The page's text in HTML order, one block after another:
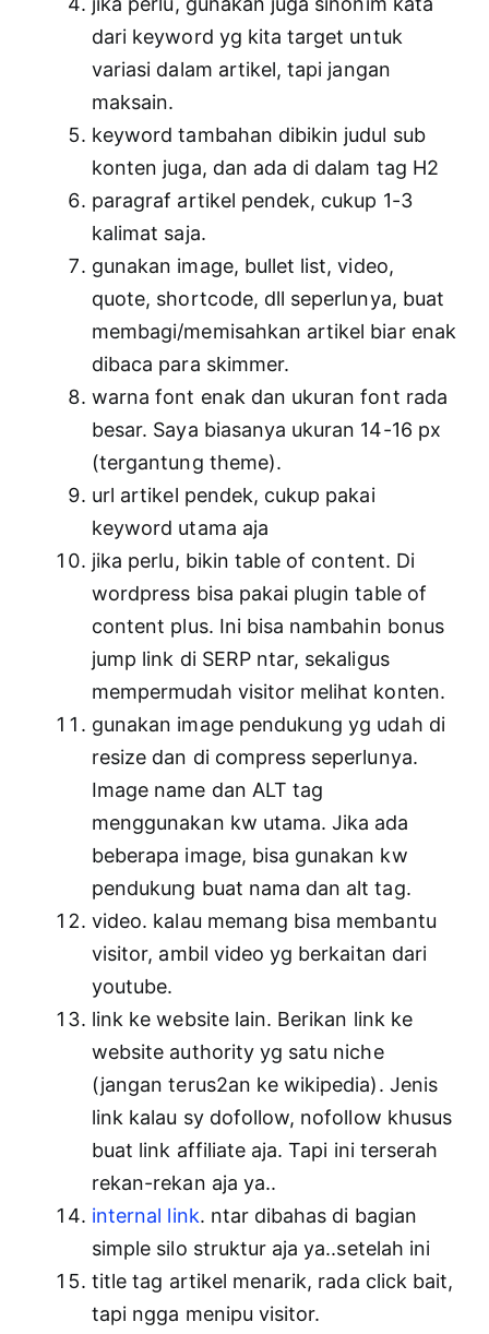
dari keyword yg kita target untuk
variasi dalam artikel, tapi jangan
maksain.
keyword tambahan dibikin judul sub
konten juga, dan ada di dalam tag H2
paragraf artikel pendek, cukup 1-3
kalimat saja.
gunakan image, bullet list, video,
quote, shortcode, dll seperlunya, buat
membagi/memisahkan artikel biar enak
dibaca para skimmer.
warna font enak dan ukuran font rada
besar. Saya biasanya ukuran 14-16 px
(tergantung theme).
url artikel pendek, cukup pakai
keyword utama aja
jika perlu, bikin table of content. Di
wordpress bisa pakai plugin table of
content plus. Ini bisa nambahin bonus
jump link di SERP ntar, sekaligus
mempermudah visitor melihat konten.
gunakan image pendukung yg udah di
resize dan di compress seperlunya.
Image name dan ALT tag
menggunakan kw utama. Jika ada
beberapa image, bisa gunakan kw
pendukung buat nama dan alt tag.
video. kalau memang bisa membantu
visitor, ambil video yg berkaitan dari
youtube.
link ke website lain. Berikan link ke
website authority yg satu niche
(jangan terus2an ke wikipedia). Jenis
link kalau sy dofollow, nofollow khusus
buat link affiliate aja. Tapi ini terserah
rekan-rekan aja ya..
internal link. ntar dibahas di bagian
simple silo struktur aja ya..setelah ini
title tag artikel menarik, rada click bait,
tapi ngga menipu visitor.